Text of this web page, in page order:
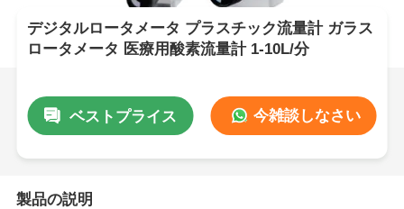
デジタルロータメータ プラスチック流量計 ガラス
ロータメータ 医療用酸素流量計 1-10L/分
ベストプライス 今雑談しなさい
製品の説明